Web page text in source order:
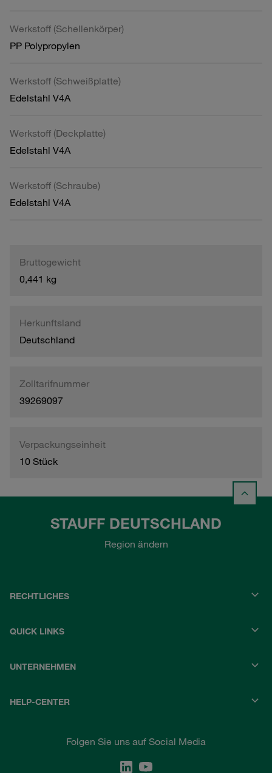
Werkstoff (Schellenkörper)
PP Polypropylen
Werkstoff (Schweißplatte)
Edelstahl V4A
Werkstoff (Deckplatte)
Edelstahl V4A
Werkstoff (Schraube)
Edelstahl V4A
Bruttogewicht
0,441 kg
Herkunftsland
Deutschland
Zolltarifnummer
39269097
Verpackungseinheit
10 Stück
STAUFF DEUTSCHLAND
Region ändern
RECHTLICHES
QUICK LINKS
UNTERNEHMEN
HELP-CENTER
Folgen Sie uns auf Social Media